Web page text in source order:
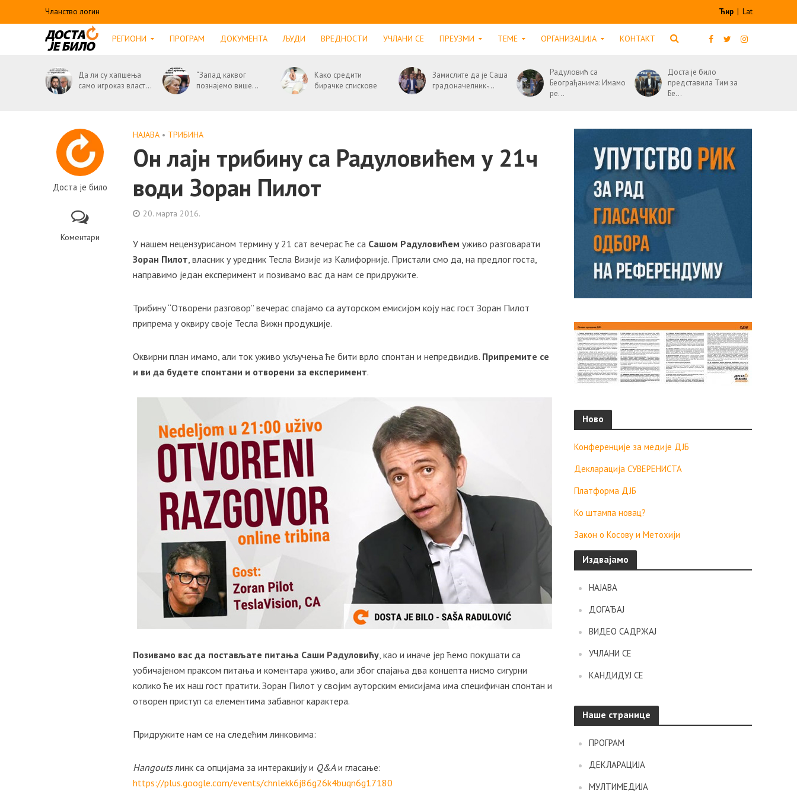
Чланство логин Ћир | Lat
РЕГИОНИ ПРОГРАМ ДОКУМЕНТА ЉУДИ ВРЕДНОСТИ УЧЛАНИ СЕ ПРЕУЗМИ ТЕМЕ ОРГАНИЗАЦИЈА КОНТАКТ
Да ли су хапшења
само игроказ власт...
“Запад каквог
познајемо више...
Како средити
бирачке спискове
Замислите да је Саша
градоначелник-...
Радуловић са
Београђанима: Имамо
ре...
Доста је било
представила Тим за
Бе...
Доста је било
Коментари
НАЈАВА • ТРИБИНА
Он лајн трибину са Радуловићем у 21ч
води Зоран Пилот
20. марта 2016.
У нашем нецензурисаном термину у 21 сат вечерас ће са Сашом Радуловићем уживо разговарати
Зоран Пилот, власник у уредник Тесла Визије из Калифорније. Пристали смо да, на предлог госта,
направимо један експеримент и позивамо вас да нам се придружите.
Трибину “Отворени разговор” вечерас спајамо са ауторском емисијом коју нас гост Зоран Пилот
припрема у оквиру своје Тесла Вижн продукције.
Оквирни план имамо, али ток уживо укључења ће бити врло спонтан и непредвидив. Припремите се
и ви да будете спонтани и отворени за експеримент.
Позивамо вас да постављате питања Саши Радуловићу, као и иначе јер ћемо покушати са
уобичајеном праксом питања и коментара уживо, али због спајања два концепта нисмо сигурни
колико ће их наш гост пратити. Зоран Пилот у својим ауторским емисијама има специфичан спонтан и
отворен приступ са елементима забавног карактера.
Придружите нам се на следећим линковима:
Hangoutsлинк са опцијама за интеракцију и Q&Aи гласање:
https://plus.google.com/events/chnlekk6j86g26k4buqn6g17180
Ново
Конференције за медије ДЈБ
Декларација СУВЕРЕНИСТА
Платформа ДЈБ
Ко штампа новац?
Закон о Косову и Метохији
Издвајамо
НАЈАВА
ДОГАЂАЈ
ВИДЕО САДРЖАЈ
УЧЛАНИ СЕ
КАНДИДУЈ СЕ
Наше странице
ПРОГРАМ
ДЕКЛАРАЦИЈА
МУЛТИМЕДИЈА